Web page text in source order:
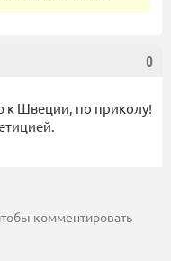
0
к Швеции, по приколу!
комментировать